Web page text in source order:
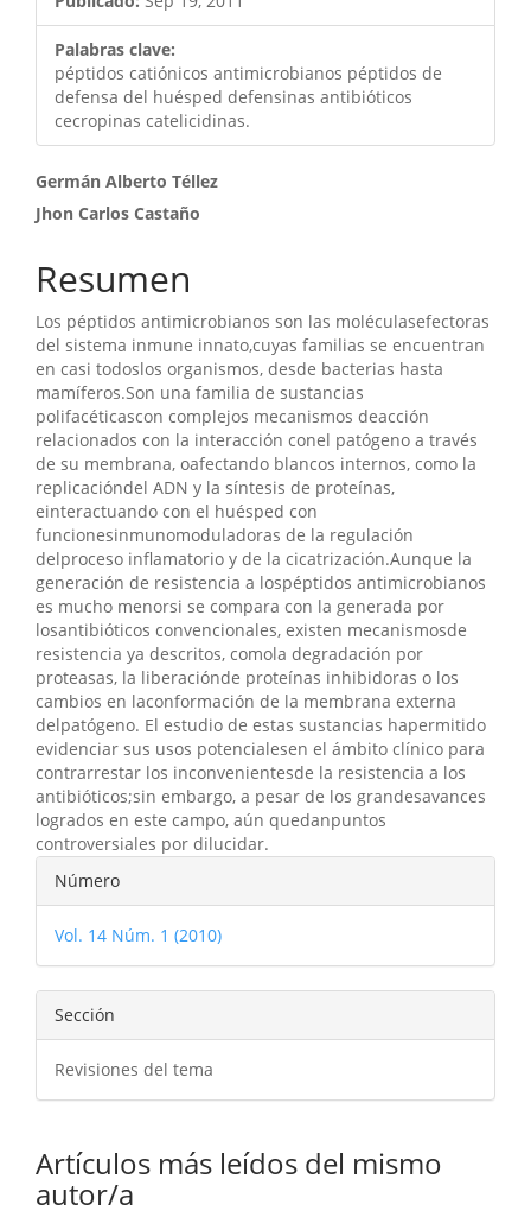
Palabras clave:
péptidos catiónicos antimicrobianos péptidos de
defensa del huésped defensinas antibióticos
cecropinas catelicidinas.
Contenido
principal
del
artículo
Germán Alberto Téllez
Jhon Carlos Castaño
Resumen
Los péptidos antimicrobianos son las moléculasefectoras
del sistema inmune innato,cuyas familias se encuentran
en casi todoslos organismos, desde bacterias hasta
mamíferos.Son una familia de sustancias
polifacéticascon complejos mecanismos deacción
relacionados con la interacción conel patógeno a través
de su membrana, oafectando blancos internos, como la
replicacióndel ADN y la síntesis de proteínas,
einteractuando con el huésped con
funcionesinmunomoduladoras de la regulación
delproceso inflamatorio y de la cicatrización.Aunque la
generación de resistencia a lospéptidos antimicrobianos
es mucho menorsi se compara con la generada por
losantibióticos convencionales, existen mecanismosde
resistencia ya descritos, comola degradación por
proteasas, la liberaciónde proteínas inhibidoras o los
cambios en laconformación de la membrana externa
delpatógeno. El estudio de estas sustancias hapermitido
evidenciar sus usos potencialesen el ámbito clínico para
contrarrestar los inconvenientesde la resistencia a los
antibióticos;sin embargo, a pesar de los grandesavances
logrados en este campo, aún quedanpuntos
controversiales por dilucidar.
Detalles
del
artículo
Número
Vol. 14 Núm. 1 (2010)
Sección
Revisiones del tema
Artículos más leídos del mismo
autor/a